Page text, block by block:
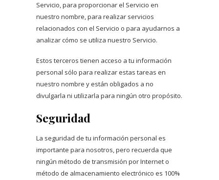
Servicio, para proporcionar el Servicio en
nuestro nombre, para realizar servicios
relacionados con el Servicio o para ayudarnos a
analizar cómo se utiliza nuestro Servicio.
Estos terceros tienen acceso a tu información
personal sólo para realizar estas tareas en
nuestro nombre y están obligados a no
divulgarla ni utilizarla para ningún otro propósito.
Seguridad
La seguridad de tu información personal es
importante para nosotros, pero recuerda que
ningún método de transmisión por Internet o
método de almacenamiento electrónico es 100%